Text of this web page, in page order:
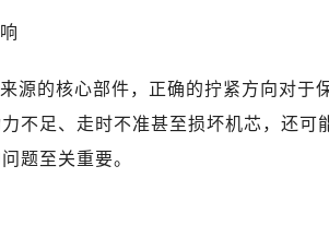
源的核心部件，正确的拧紧方向对于
不足、走时不准甚至损坏机芯，还
题至关重要。